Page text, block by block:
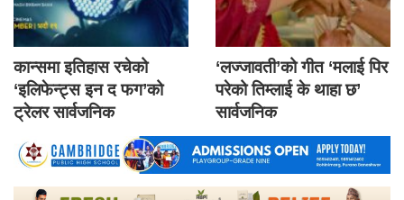
कान्समा इतिहास रचेको
‘इलिफेन्ट्स इन द फग’को
ट्रेलर सार्वजनिक
‘लज्जावती’को गीत ‘मलाई पिर
परेको तिम्लाई के थाहा छ’
सार्वजनिक